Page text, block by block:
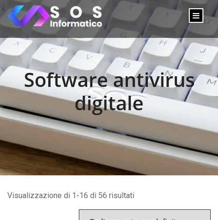
Software antivirus
digitale
Visualizzazione di 1-16 di 56 risultati